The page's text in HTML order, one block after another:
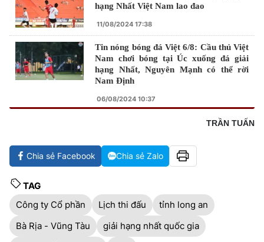
hạng Nhất Việt Nam lao đao
11/08/2024 17:38
Tin nóng bóng đá Việt 6/8: Cầu thủ Việt
Nam chơi bóng tại Úc xuống đá giải
hạng Nhất, Nguyên Mạnh có thể rời
Nam Định
06/08/2024 10:37
TRẦN TUẤN
Chia sẻ Facebook Chia sẻ Zalo
TAG
Công ty Cổ phần
Lịch thi đấu
tỉnh long an
Bà Rịa - Vũng Tàu
giải hạng nhất quốc gia